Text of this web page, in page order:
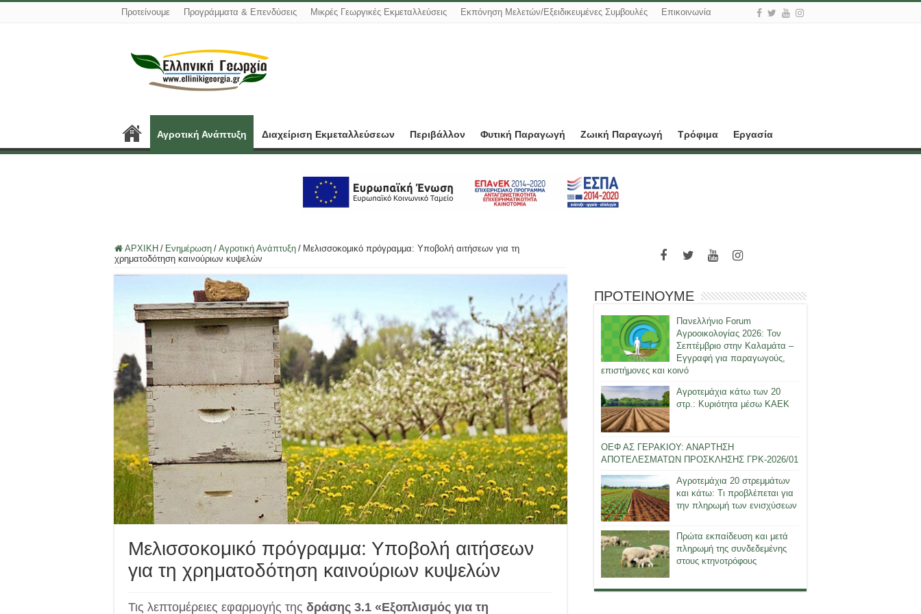
Προτείνουμε Προγράμματα & Επενδύσεις Μικρές Γεωργικές Εκμεταλλεύσεις Εκπόνηση Μελετών/Εξειδικευμένες Συμβουλές Επικοινωνία
Αγροτική Ανάπτυξη Διαχείριση Εκμεταλλεύσεων Περιβάλλον Φυτική Παραγωγή Ζωική Παραγωγή Τρόφιμα Εργασία
ΑΡΧΙΚΗ / Ενημέρωση / Αγροτική Ανάπτυξη / Μελισσοκομικό πρόγραμμα: Υποβολή αιτήσεων για τη
χρηματοδότηση καινούριων κυψελών
Μελισσοκομικό πρόγραμμα: Υποβολή αιτήσεων
για τη χρηματοδότηση καινούριων κυψελών
Τις λεπτομέρειες εφαρμογής της δράσης 3.1 «Εξοπλισμός για τη
ΠΡΟΤΕΙΝΟΥΜΕ
Πανελλήνιο Forum
Αγροοικολογίας 2026: Τον
Σεπτέμβριο στην Καλαμάτα –
Εγγραφή για παραγωγούς,
επιστήμονες και κοινό
Αγροτεμάχια κάτω των 20
στρ.: Κυριότητα μέσω ΚΑΕΚ
ΟΕΦ ΑΣ ΓΕΡΑΚΙΟΥ: ΑΝΑΡΤΗΣΗ
ΑΠΟΤΕΛΕΣΜΑΤΩΝ ΠΡΟΣΚΛΗΣΗΣ ΓΡΚ-2026/01
Αγροτεμάχια 20 στρεμμάτων
και κάτω: Τι προβλέπεται για
την πληρωμή των ενισχύσεων
Πρώτα εκπαίδευση και μετά
πληρωμή της συνδεδεμένης
στους κτηνοτρόφους